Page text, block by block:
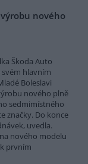
nového
Škoda Auto
svém hlavním
Boleslavi
nového plně
sedmimístného
značky. Do konce
uvedla.
nového modelu
prvním